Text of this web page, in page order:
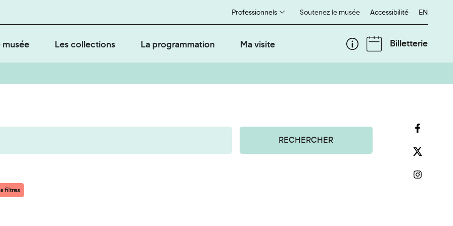
Soutenez le musée
Professionnels Accessibilité English
EN
musée Les collections La programmation Ma visite Billetterie
RECHERCHER
filtres